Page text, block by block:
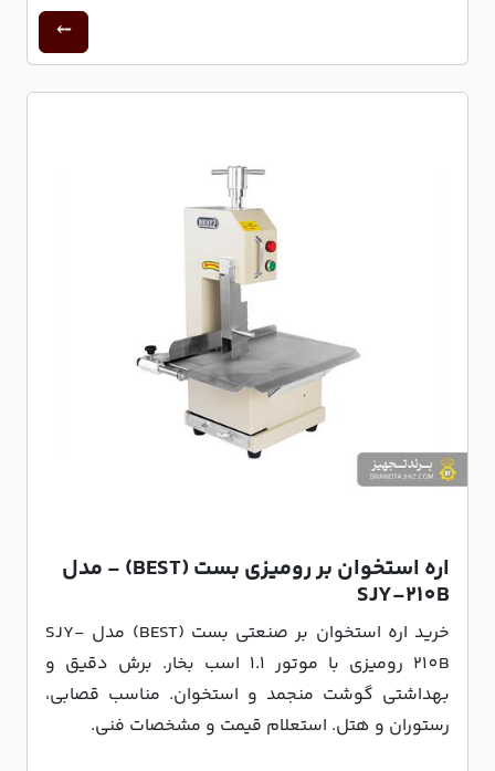
اره استخوان بر رومیزی بست (BEST) - مدل
SJY-210B
خرید اره استخوان بر صنعتی بست (BEST) مدل SJY-
210B رومیزی با موتور 1.1 اسب بخار. برش دقیق و
بهداشتی گوشت منجمد و استخوان. مناسب قصابی،
رستوران و هتل. استعلام قیمت و مشخصات فنی.